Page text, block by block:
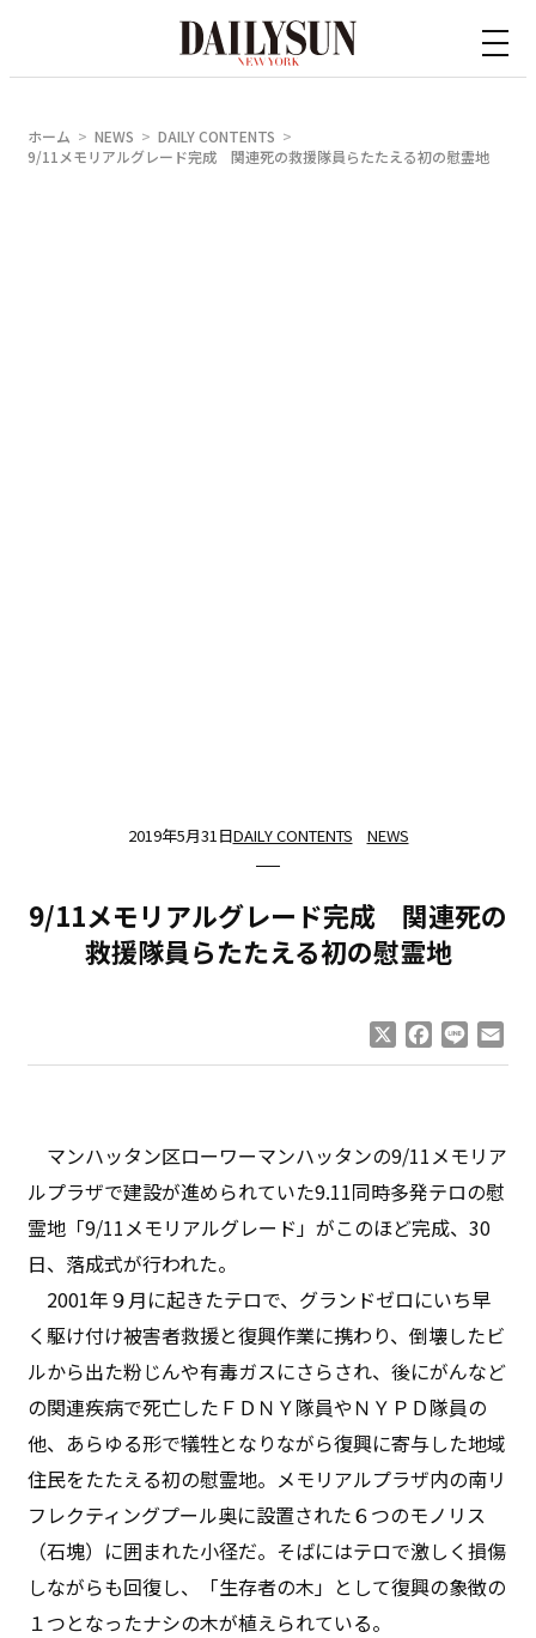
ホーム NEWS
DAILY CONTENTS
9/11メモリアルグレード完成 関連死の救援隊員らたたえる初の慰霊地
2019年5月31日DAILY CONTENTS NEWS
9/11メモリアルグレード完成 関連死の
救援隊員らたたえる初の慰霊地
Facebook
Line
マンハッタン区ローワーマンハッタンの9/11メモリア
ルプラザで建設が進められていた9.11同時多発テロの慰
霊地「9/11メモリアルグレード」がこのほど完成、30
日、落成式が行われた。
2001年９月に起きたテロで、グランドゼロにいち早
く駆け付け被害者救援と復興作業に携わり、倒壊したビ
ルから出た粉じんや有毒ガスにさらされ、後にがんなど
の関連疾病で死亡したＦＤＮＹ隊員やＮＹＰＤ隊員の
他、あらゆる形で犠牲となりながら復興に寄与した地域
住民をたたえる初の慰霊地。メモリアルプラザ内の南リ
フレクティングプール奥に設置された６つのモノリス
（石塊）に囲まれた小径だ。そばにはテロで激しく損傷
しながらも回復し、「生存者の木」として復興の象徴の
１つとなったナシの木が植えられている。